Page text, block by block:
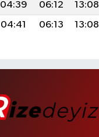
04:39 06:12 13:08
04:41 06:13 13:08